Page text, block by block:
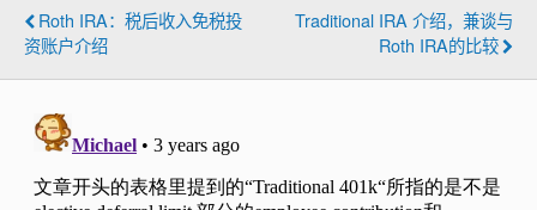
Roth IRA：税后收入免税投
资账户介绍
Traditional IRA 介绍，兼谈与
Roth IRA的比较